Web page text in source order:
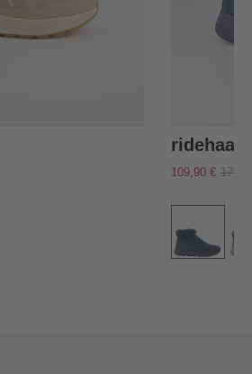
ridehaag
109,90 €